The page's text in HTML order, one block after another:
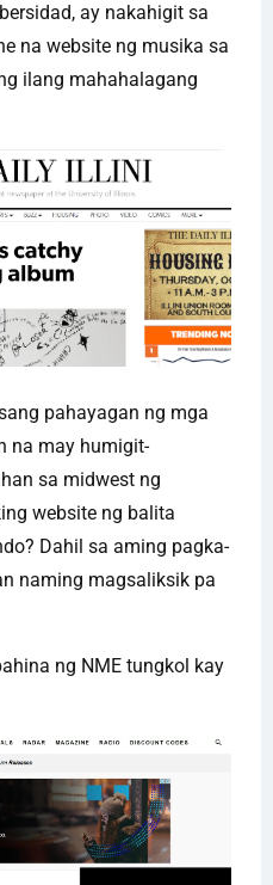
ay nakahigit sa
na website ng musika sa
ilang mahahalagang
pahayagan ng mga
na may humigit-
sa midwest ng
website ng balita
Dahil sa aming pagka-
naming magsaliksik pa
ng NME tungkol kay